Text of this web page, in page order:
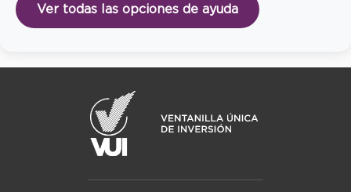
Ver todas las opciones de ayuda